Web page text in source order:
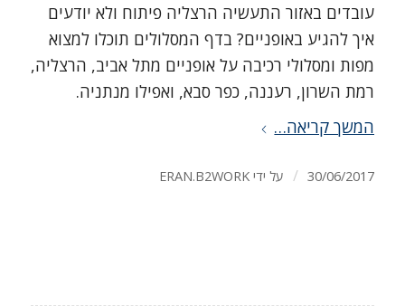
עובדים באזור התעשיה הרצליה פיתוח ולא יודעים
איך להגיע באופניים? בדף המסלולים תוכלו למצוא
מפות ומסלולי רכיבה על אופניים מתל אביב, הרצליה,
רמת השרון, רעננה, כפר סבא, ואפילו מנתניה.
המשך קריאה…
30/06/2017
/ על ידי ERAN.B2WORK